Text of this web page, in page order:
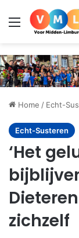
Menu
Home / Echt-
Echt-Susteren
‘Het
zichzelf